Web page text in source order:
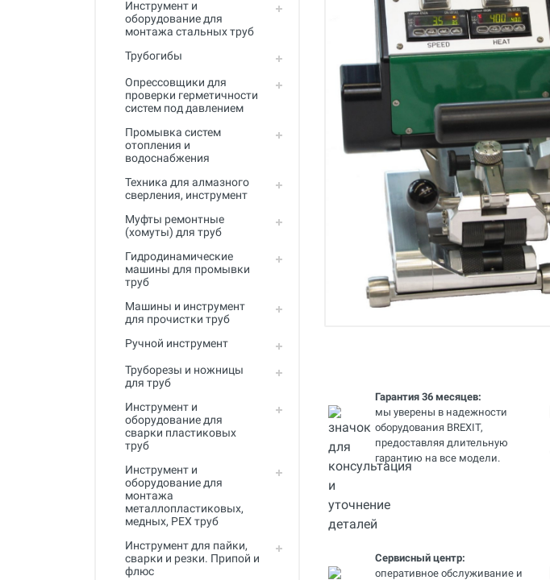
Промывка систем отопления и
водоснабжения
Техника для алмазного
сверления, инструмент
Муфты ремонтные (хомуты) для
труб
Гидродинамические машины
для промывки труб
Машины и инструмент для
прочистки труб
Ручной инструмент
Инструмент и оборудование для
сварки пластиковых труб
Инструмент и оборудование для
медных, PEX труб
Инструмент для пайки, сварки и
резки. Припой и флюс
Оборудование для сварки
полимеров
телеинспекции трубопроводов
Малая дорожная техника
Алмазные диски
Плиткорезы
Инструмент и
оборудование для
монтажа стальных труб
Трубогибы
Опрессовщики для
проверки герметичности
систем под давлением
Промывка систем
отопления и
водоснабжения
Техника для алмазного
сверления, инструмент
Муфты ремонтные
(хомуты) для труб
Гидродинамические
машины для промывки
труб
Машины и инструмент
для прочистки труб
Ручной инструмент
Труборезы и ножницы
для труб
Инструмент и
оборудование для
сварки пластиковых
труб
Инструмент и
оборудование для
монтажа
металлопластиковых,
медных, PEX труб
Инструмент для пайки,
сварки и резки. Припой и
флюс
Гарантия 36 месяцев:
мы уверены в надежности
оборудования BREXIT,
предоставляя длительную
гарантию на все модели.
Сервисный центр:
оперативное обслуживание и